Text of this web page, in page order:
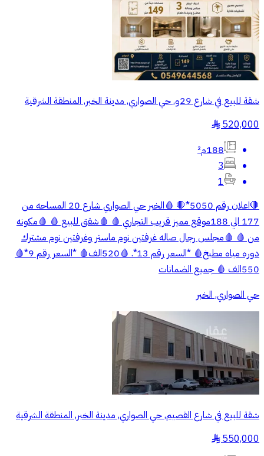
شقة للبيع في شارع 29و, حي الصواري, مدينة الخبر, المنطقة الشرقية
520,000
§
188م²
3
1
🛑اعلان رقم 5050*🛑 🩸الخبر حي الصواري شارع 20 المساحه من
177 الي 188موقع مميز قريب التجاري 🩸 🩸شقق للبيع 🩸 🩸مكونه
من 🩸 🩸مجلس رجال صاله غرفتين نوم ماستر وغرفتين نوم مشترك
دوره مياه مطبخ🩸 *السعر رقم 13*. 🩸520الف🩸 *السعر رقم 9*🩸
550الف 🩸 جميع الضمانات
حي الصواري, الخبر
شقة للبيع في شارع القصيم, حي الصواري, مدينة الخبر, المنطقة الشرقية
550,000
§